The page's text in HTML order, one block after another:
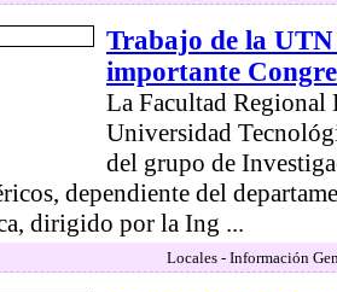
Trabajo de la
importante
La Facultad Regional
Universidad
del grupo de
dependiente del
dirigido por la Ing ...
Locales - Información